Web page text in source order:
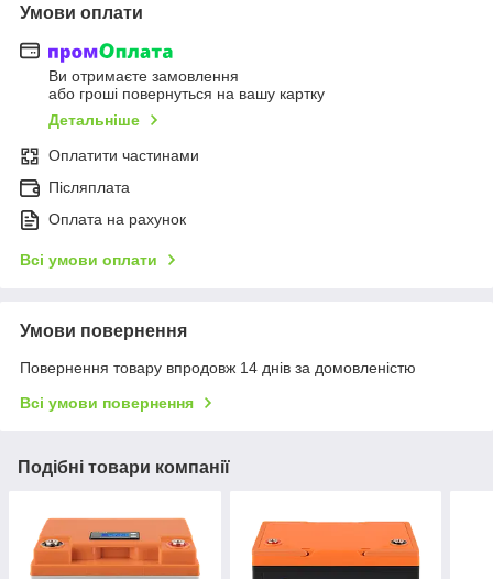
Умови оплати
Ви отримаєте замовлення
або гроші повернуться на вашу картку
Детальніше
Оплатити частинами
Післяплата
Оплата на рахунок
Всі умови оплати
Умови повернення
Повернення товару впродовж 14 днів за домовленістю
Всі умови повернення
Подібні товари компанії